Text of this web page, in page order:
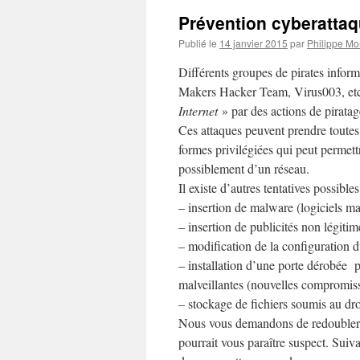
Prévention
Publié le 14 janvier 2015 par Philippe
Différents groupes de pirates
Makers Hacker Team, Virus003,
Internet» par des actions de
Ces attaques peuvent prendre
formes privilégiées qui peut
possiblement d’un réseau.
Il existe d’autres tentatives
– insertion de malware (logiciels
– insertion de publicités non
– modification de la configuration
– installation d’une porte dérobée
malveillantes (nouvelles
– stockage de fichiers soumis au
Nous vous demandons de
pourrait vous paraître suspect.